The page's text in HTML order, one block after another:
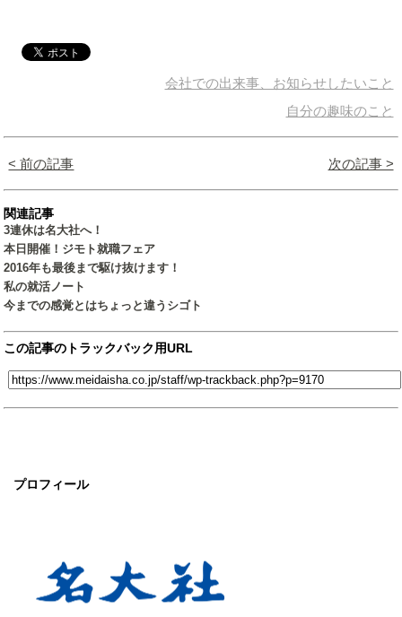
プロフィール
会社での出来事、お知らせしたいこと
自分の趣味のこと
< 前の記事 次の記事 >
関連記事
3連休は名大社へ！
本日開催！ジモト就職フェア
2016年も最後まで駆け抜けます！
私の就活ノート
今までの感覚とはちょっと違うシゴト
この記事のトラックバック用URL